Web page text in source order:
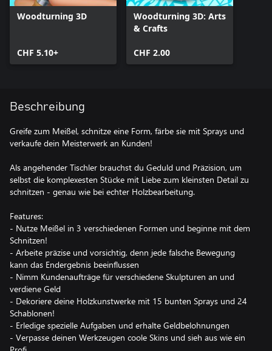
Woodturning 3D
CHF 5.10+
Woodturning 3D: Arts
& Crafts
CHF 2.00
Beschreibung
Greife zum Meißel, schnitze eine Form, färbe sie mit Sprays und
verkaufe dein Meisterwerk an Kunden!
Als angehender Tischler brauchst du Geduld und Präzision, um
selbst die komplexesten Stücke mit Liebe zum kleinsten Detail zu
schnitzen - genau wie bei echter Holzbearbeitung.
Features:
- Nutze Meißel in 3 verschiedenen Formen und beginne mit dem
Schnitzen!
- Arbeite präzise und vorsichtig, denn jede falsche Bewegung
kann das Endergebnis beeinflussen
- Nimm Kundenaufträge für verschiedene Skulpturen an und
verdiene Geld
- Dekoriere deine Holzkunstwerke mit 15 bunten Sprays und 24
Schablonen!
- Erledige spezielle Aufgaben und erhalte Geldbelohnungen
- Verpasse deinen Werkzeugen coole Skins und sieh aus wie ein